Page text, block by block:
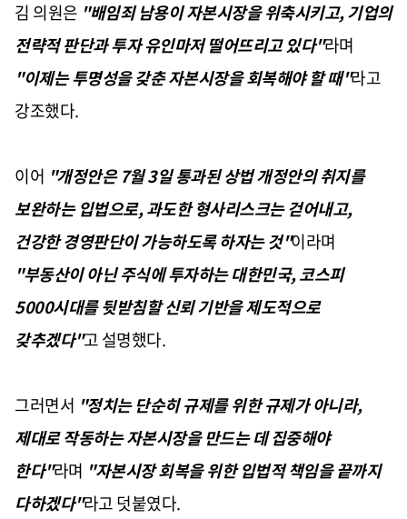
김 의원은 "배임죄 남용이 자본시장을 위축시키고, 기업의
전략적 판단과 투자 유인마저 떨어뜨리고 있다"라며
"이제는 투명성을 갖춘 자본시장을 회복해야 할 때"라고
강조했다.
이어 "개정안은 7월 3일 통과된 상법 개정안의 취지를
보완하는 입법으로, 과도한 형사리스크는 걷어내고,
건강한 경영판단이 가능하도록 하자는 것"이라며
"부동산이 아닌 주식에 투자하는 대한민국, 코스피
5000시대를 뒷받침할 신뢰 기반을 제도적으로
갖추겠다"고 설명했다.
그러면서 "정치는 단순히 규제를 위한 규제가 아니라,
제대로 작동하는 자본시장을 만드는 데 집중해야
한다"라며 "자본시장 회복을 위한 입법적 책임을 끝까지
다하겠다"라고 덧붙였다.